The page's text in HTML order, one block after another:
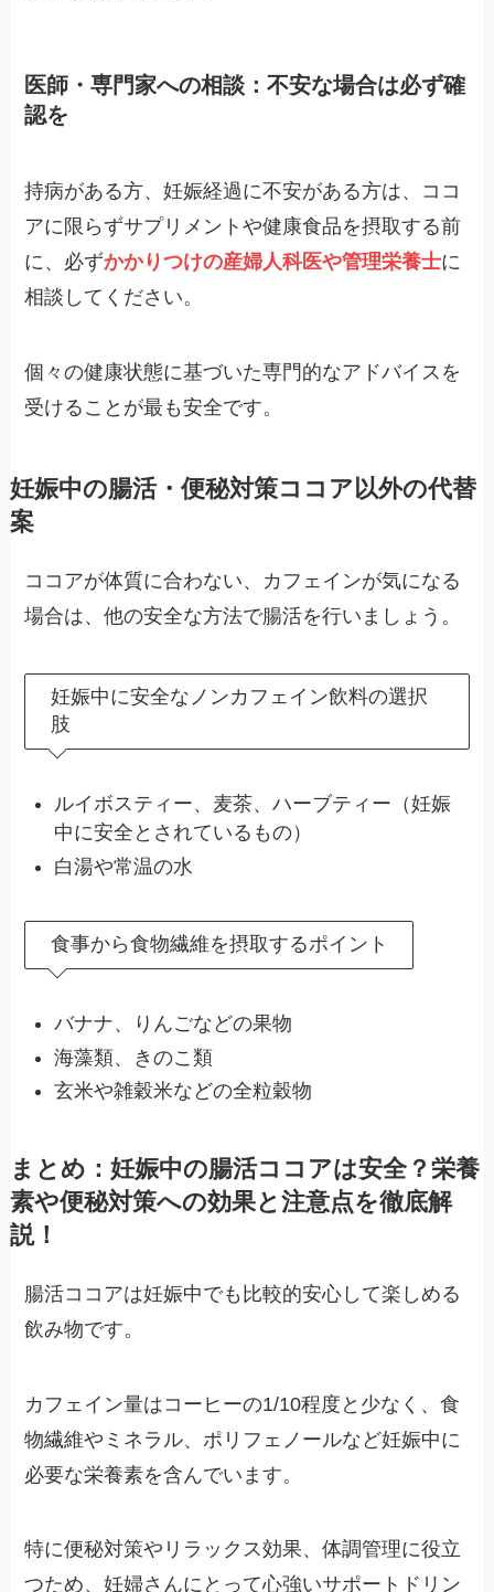
医師・専門家への相談：不安な場合は必ず確
認を
持病がある方、妊娠経過に不安がある方は、ココ
アに限らずサプリメントや健康食品を摂取する前
に、必ずかかりつけの産婦人科医や管理栄養士に
相談してください。
個々の健康状態に基づいた専門的なアドバイスを
受けることが最も安全です。
妊娠中の腸活・便秘対策ココア以外の代替
案
ココアが体質に合わない、カフェインが気になる
場合は、他の安全な方法で腸活を行いましょう。
妊娠中に安全なノンカフェイン飲料の選択
肢
ルイボスティー、麦茶、ハーブティー（妊娠
中に安全とされているもの）
白湯や常温の水
食事から食物繊維を摂取するポイント
バナナ、りんごなどの果物
海藻類、きのこ類
玄米や雑穀米などの全粒穀物
まとめ：妊娠中の腸活ココアは安全？栄養
素や便秘対策への効果と注意点を徹底解
説！
腸活ココアは妊娠中でも比較的安心して楽しめる
飲み物です。
カフェイン量はコーヒーの1/10程度と少なく、食
物繊維やミネラル、ポリフェノールなど妊娠中に
必要な栄養素を含んでいます​。
特に便秘対策やリラックス効果、体調管理に役立
つため、妊婦さんにとって心強いサポートドリン